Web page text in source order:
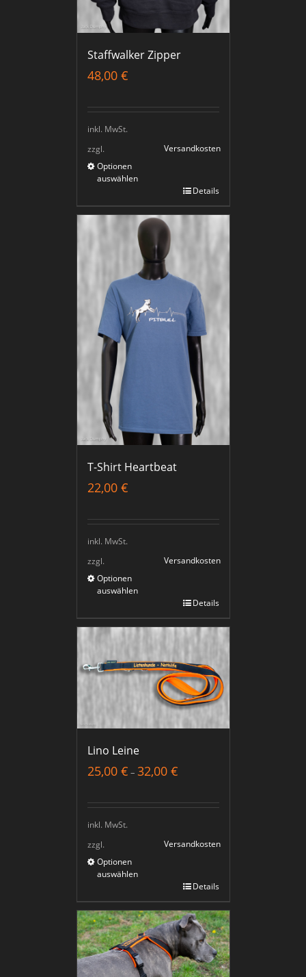
Staffwalker Zipper
48,00 €
inkl. MwSt.
zzgl.
Versandkosten
Optionen
auswählen
Details
T-Shirt Heartbeat
22,00 €
inkl. MwSt.
zzgl.
Versandkosten
Optionen
auswählen
Details
Lino Leine
25,00 € – 32,00 €
inkl. MwSt.
zzgl.
Versandkosten
Optionen
auswählen
Details